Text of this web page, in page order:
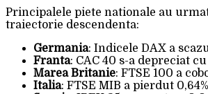
Principalele piete nationale au
traiectorie descendenta:
Germania: Indicele DAX a
Franta: CAC 40 s-a depreciat cu
Marea Britanie: FTSE 100 a
Italia: FTSE MIB a pierdut 0,64%